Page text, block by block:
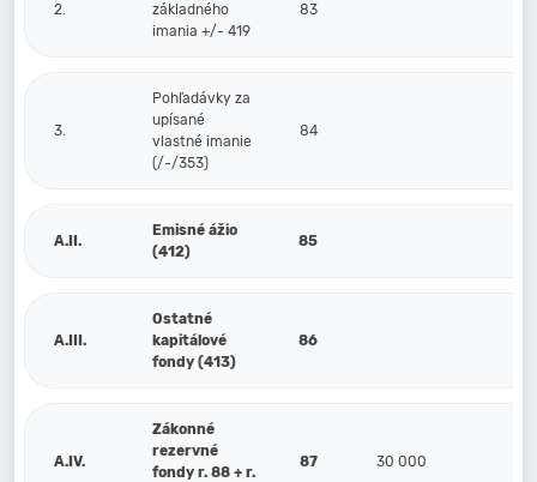
2.
základného
imania +/- 419
83
3.
Pohľadávky za
upísané
vlastné imanie
(/-/353)
84
A.II.
Emisné ážio
(412)
85
A.III.
Ostatné
kapitálové
fondy (413)
86
A.IV.
Zákonné
rezervné
fondy r. 88 + r.
87 30 000